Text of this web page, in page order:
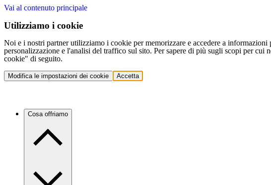
Vai al contenuto principale
Utilizziamo i cookie
Noi e i nostri partner utilizziamo i cookie per memorizzare e accedere a
personalizzazione e l'analisi del traffico sul sito. Per sapere di più sugli scopi per
cookie" di seguito.
Modifica le impostazioni dei cookie Accetta
Cosa offriamo